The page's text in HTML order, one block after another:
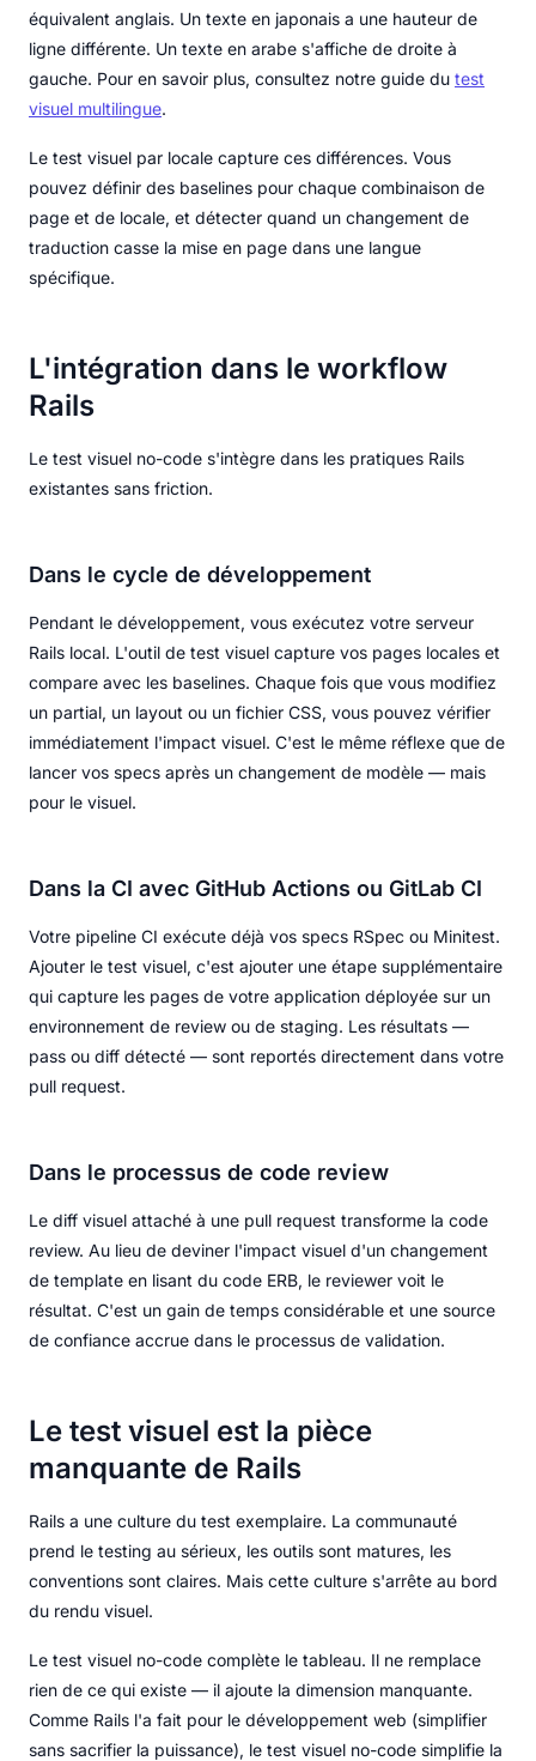
équivalent anglais. Un texte en japonais a une hauteur de
ligne différente. Un texte en arabe s'affiche de droite à
gauche. Pour en savoir plus, consultez notre guide du test
visuel multilingue.
Le test visuel par locale capture ces différences. Vous
pouvez définir des baselines pour chaque combinaison de
page et de locale, et détecter quand un changement de
traduction casse la mise en page dans une langue
spécifique.
L'intégration dans le workflow
Rails
Le test visuel no-code s'intègre dans les pratiques Rails
existantes sans friction.
Dans le cycle de développement
Pendant le développement, vous exécutez votre serveur
Rails local. L'outil de test visuel capture vos pages locales et
compare avec les baselines. Chaque fois que vous modifiez
un partial, un layout ou un fichier CSS, vous pouvez vérifier
immédiatement l'impact visuel. C'est le même réflexe que de
lancer vos specs après un changement de modèle — mais
pour le visuel.
Dans la CI avec GitHub Actions ou GitLab CI
Votre pipeline CI exécute déjà vos specs RSpec ou Minitest.
Ajouter le test visuel, c'est ajouter une étape supplémentaire
qui capture les pages de votre application déployée sur un
environnement de review ou de staging. Les résultats —
pass ou diff détecté — sont reportés directement dans votre
pull request.
Dans le processus de code review
Le diff visuel attaché à une pull request transforme la code
review. Au lieu de deviner l'impact visuel d'un changement
de template en lisant du code ERB, le reviewer voit le
résultat. C'est un gain de temps considérable et une source
de confiance accrue dans le processus de validation.
Le test visuel est la pièce
manquante de Rails
Rails a une culture du test exemplaire. La communauté
prend le testing au sérieux, les outils sont matures, les
conventions sont claires. Mais cette culture s'arrête au bord
du rendu visuel.
Le test visuel no-code complète le tableau. Il ne remplace
rien de ce qui existe — il ajoute la dimension manquante.
Comme Rails l'a fait pour le développement web (simplifier
sans sacrifier la puissance), le test visuel no-code simplifie la